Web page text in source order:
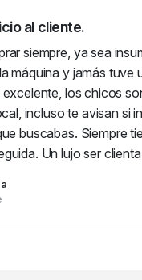
al cliente.
siempre, ya sea
máquina y jamás tuve
los chicos
incluso te avisan si
buscabas. Siempre
Un lujo ser